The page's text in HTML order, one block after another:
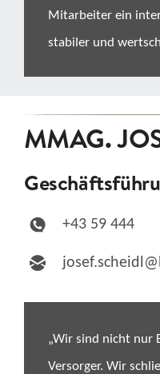
Mitarbeiter ein
stabiler und
MMAG.
+43 59 444
„Wir sind nicht nur
Versorger. Wir